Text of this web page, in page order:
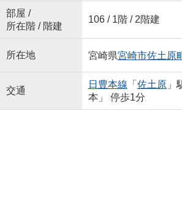
部屋 /
所在階 / 階建
106 / 1階 / 2階建
所在地 宮崎県宮崎市佐土原
交通
日豊本線 「 佐土原」
本」 停歩1分